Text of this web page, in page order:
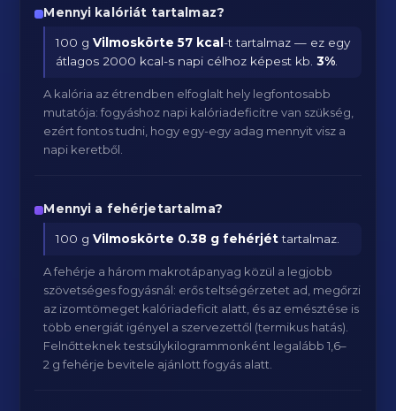
Mennyi kalóriát tartalmaz?
100 gVilmoskörte 57 kcal-t tartalmaz — ez egy
átlagos 2000 kcal-s napi célhoz képest kb.3%
A kalória az étrendben elfoglalt hely legfontosabb
mutatója: fogyáshoz napi kalóriadeficitre van szükség,
ezért fontos tudni, hogy egy-egy adag mennyit visz a
napi keretből.
Mennyi a fehérjetartalma?
100 gVilmoskörte 0.38 g fehérjéttartalmaz.
A fehérje a három makrotápanyag közül a legjobb
szövetséges fogyásnál: erős teltségérzetet ad, megőrzi
az izomtömeget kalóriadeficit alatt, és az emésztése is
több energiát igényel a szervezettől (termikus hatás).
Felnőtteknek testsúlykilogrammonként legalább 1,6–
2 g fehérje bevitele ajánlott fogyás alatt.